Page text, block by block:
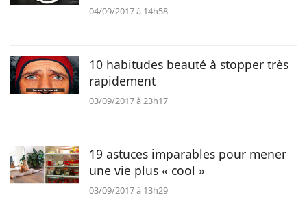
04/09/2017 à 14h58
10 habitudes beauté à stopper très
rapidement
03/09/2017 à 23h17
19 astuces imparables pour mener
une vie plus « cool »
03/09/2017 à 13h29